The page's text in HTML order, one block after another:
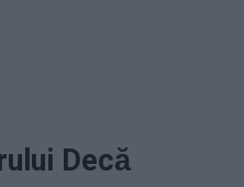
Decă